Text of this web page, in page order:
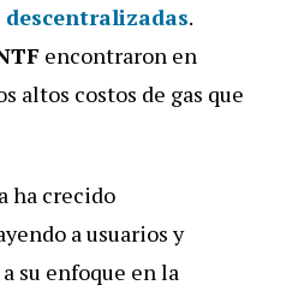
.
encontraron en
altos costos de gas que
ha crecido
a usuarios y
su enfoque en la